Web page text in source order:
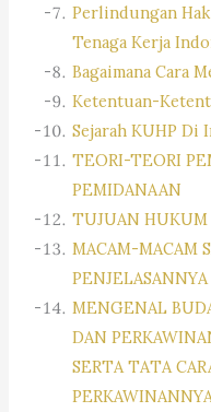
Perlindungan Hak
Tenaga Kerja
Bagaimana Cara
Ketentuan-
Sejarah KUHP Di
TEORI-TEORI
PEMIDANAAN
TUJUAN HUKUM
MACAM-MACAM
PENJELASANNYA
MENGENAL
DAN
SERTA TATA